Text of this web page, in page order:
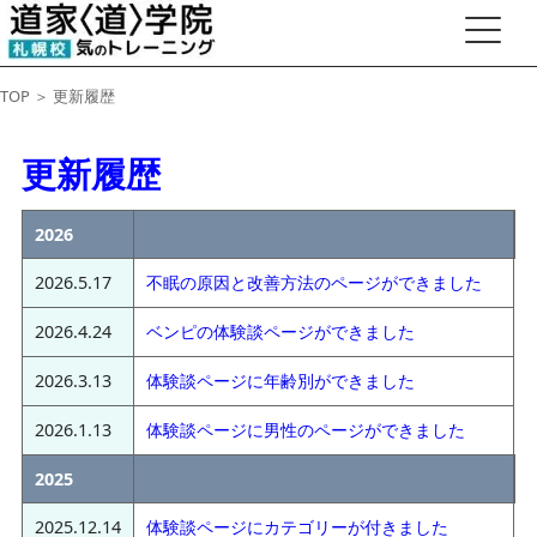
TOP ＞ 更新履歴
更新履歴
2026
2026.5.17 不眠の原因と改善方法のページができました
2026.4.24 ベンピの体験談ページができました
2026.3.13 体験談ページに年齢別ができました
2026.1.13 体験談ページに男性のページができました
2025
2025.12.14 体験談ページにカテゴリーが付きました